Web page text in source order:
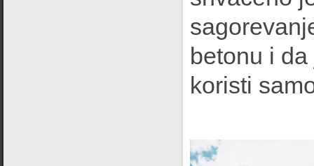
betonu i
koristi